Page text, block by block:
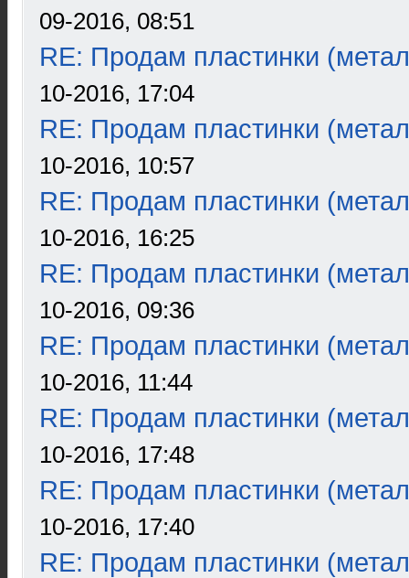
09-2016, 08:51
RE: Продам пластинки
10-2016, 17:04
RE: Продам пластинки
10-2016, 10:57
RE: Продам пластинки
10-2016, 16:25
RE: Продам пластинки
10-2016, 09:36
RE: Продам пластинки
10-2016, 11:44
RE: Продам пластинки
10-2016, 17:48
RE: Продам пластинки
10-2016, 17:40
RE: Продам пластинки